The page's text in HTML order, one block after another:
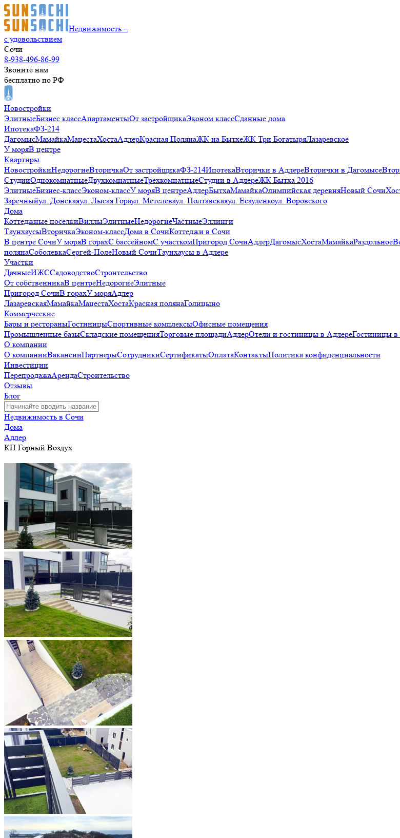
Недвижимость –
с удовольствием
Сочи
8-938-496-86-99
Звоните нам
бесплатно по РФ
Новостройки
ЭлитныеБизнес классАпартаментыОт застройщикаЭконом классСданные дома
ИпотекаФЗ-214
ДагомысМамайкаМацестаХостаАдлерКрасная ПолянаЖК на БытхеЖК Три БогатыряЛазаревское
У моряВ центре
Квартиры
НовостройкиНедорогиеВторичкаОт застройщикаФЗ-214ИпотекаВторички в АдлереВторички в Дагомысе
СтудииОднокомнатныеДвухкомнатныеТрехкомнатныеСтудии в АдлереЖК Бытха 2016
ЭлитныеБизнес-классЭконом-классУ моряВ центреАдлерБытхаМамайкаОлимпийская деревняНовый Сочи
Заречныйул. Донскаяул. Лысая Гораул. Метелеваул. Полтавскаяул. Есауленкоул. Воровского
Дома
Коттеджные поселкиВиллыЭлитныеНедорогиеЧастныеЭллинги
ТаунхаусыВторичкаЭконом-классДома в СочиКоттеджи в Сочи
В центре СочиУ моряВ горахС бассейномС участкомПригород СочиАдлерДагомысХостаМамайкаРаздольное
полянаСоболевкаСергей-ПолеНовый СочиТаунхаусы в Адлере
Участки
ДачныеИЖССадоводствоСтроительство
От собственникаВ центреНедорогиеЭлитные
Пригород СочиВ горахУ моряАдлер
ЛазаревскаяМамайкаМацестаХостаКрасная полянаГолицыно
Коммерческие
Бары и рестораныГостиницыСпортивные комплексыОфисные помещения
Промышленные базыСкладские помещенияТорговые площадиАдлерОтели и гостиницы в АдлереГостиницы в
О компании
О компанииВакансииПартнерыСотрудникиСертификатыОплатаКонтактыПолитика конфиденциальности
Инвестиции
ПерепродажаАрендаСтроительство
Отзывы
Блог
Недвижимость в Сочи
Дома
Адлер
КП Горный Воздух